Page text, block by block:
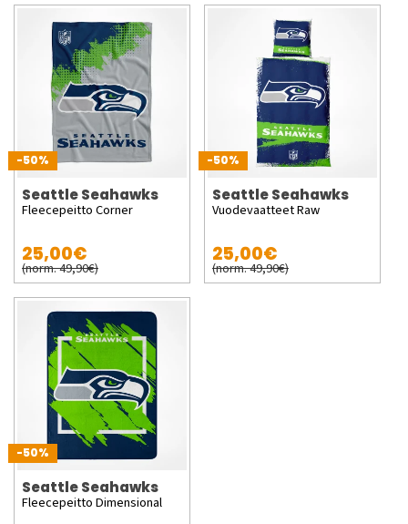
-50%
Seattle Seahawks
Fleecepeitto Corner
25,00€
(norm. 49,90€)
-50%
Seattle Seahawks
Vuodevaatteet Raw
25,00€
(norm. 49,90€)
-50%
Seattle Seahawks
Fleecepeitto Dimensional